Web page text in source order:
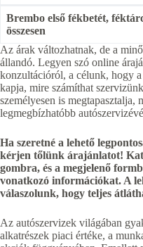
Brembo első fékbetét,
összesen
Az árak változhatnak, de a
állandó. Legyen szó online
konzultációról, a célunk, hogy
kapja, mire számíthat
személyesen is
legmegbízhatóbb
Ha szeretné a lehető
kérjen tőlünk árajánlatot!
gombra, és a megjelenő
vonatkozó információkat. A
válaszolunk, hogy teljes
Az autószervizek világában
alkatrészek piaci értéke, a